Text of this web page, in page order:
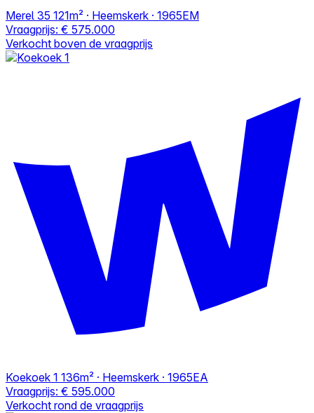
Merel 35 121m² · Heemskerk · 1965EM
Vraagprijs: € 575.000
Verkocht boven de vraagprijs
Koekoek 1 136m² · Heemskerk · 1965EA
Vraagprijs: € 595.000
Verkocht rond de vraagprijs